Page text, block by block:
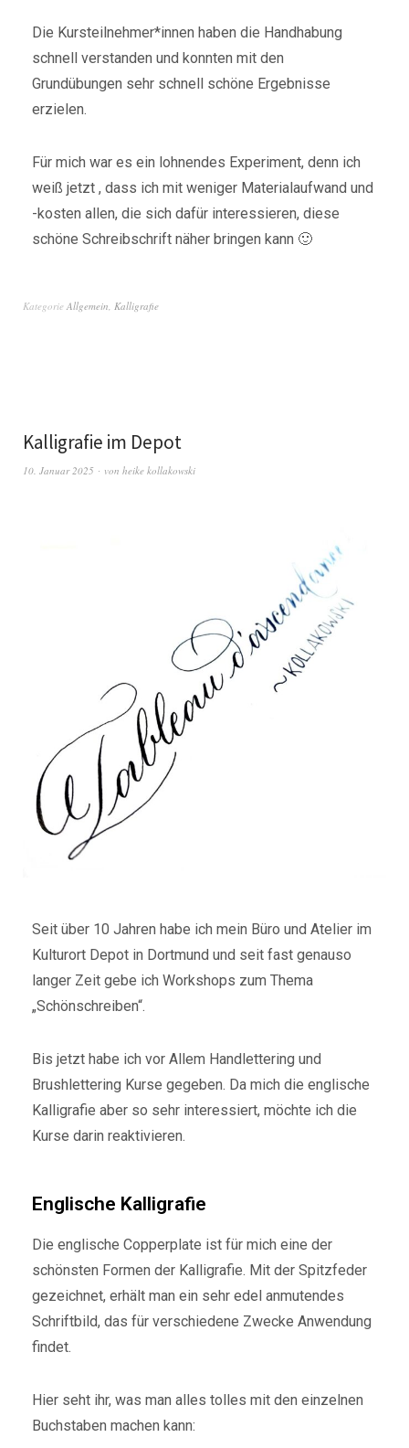
Die Kursteilnehmer*innen haben die Handhabung
schnell verstanden und konnten mit den
Grundübungen sehr schnell schöne Ergebnisse
erzielen.
Für mich war es ein lohnendes Experiment, denn ich
weiß jetzt , dass ich mit weniger Materialaufwand und
-kosten allen, die sich dafür interessieren, diese
schöne Schreibschrift näher bringen kann 🙂
Kategorie Allgemein, Kalligrafie
Kalligrafie im Depot
10. Januar 2025 von heike kollakowski
Seit über 10 Jahren habe ich mein Büro und Atelier im
Kulturort Depot in Dortmund und seit fast genauso
langer Zeit gebe ich Workshops zum Thema
„Schönschreiben“.
Bis jetzt habe ich vor Allem Handlettering und
Brushlettering Kurse gegeben. Da mich die englische
Kalligrafie aber so sehr interessiert, möchte ich die
Kurse darin reaktivieren.
Englische Kalligrafie
Die englische Copperplate ist für mich eine der
schönsten Formen der Kalligrafie. Mit der Spitzfeder
gezeichnet, erhält man ein sehr edel anmutendes
Schriftbild, das für verschiedene Zwecke Anwendung
findet.
Hier seht ihr, was man alles tolles mit den einzelnen
Buchstaben machen kann: